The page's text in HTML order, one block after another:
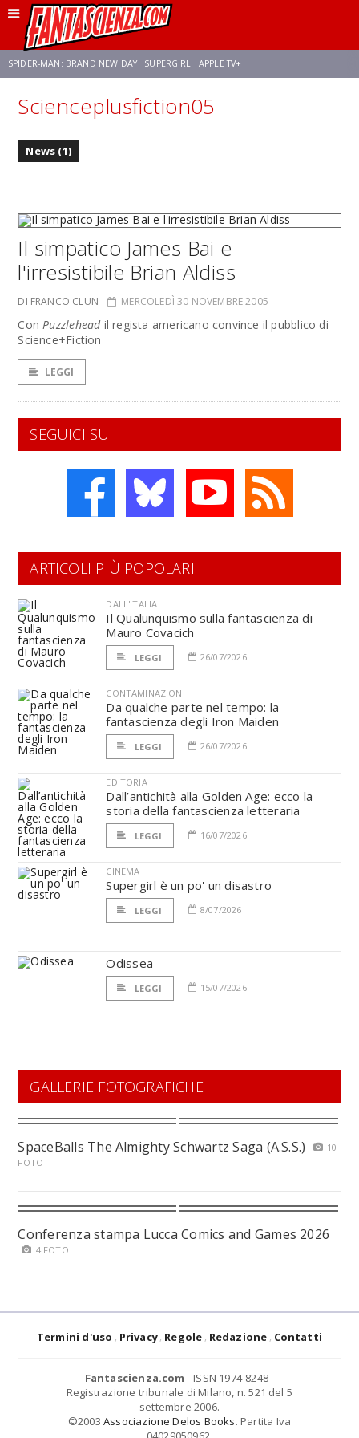
SPIDER-MAN: BRAND NEW DAY SUPERGIRL APPLE TV+
FRANCO RICCIARDIELLO ZENDAYA STAR TREK
Scienceplusfiction05
News (1)
Il simpatico James Bai e
l'irresistibile Brian Aldiss
DI FRANCO CLUN MERCOLEDÌ 30 NOVEMBRE 2005
ConPuzzleheadil regista americano convince il pubblico di
Science+Fiction
LEGGI
SEGUICI SU
ARTICOLI PIÙ POPOLARI
DALL'ITALIA
Il Qualunquismo sulla fantascienza di
Mauro Covacich
LEGGI 26/07/2026
CONTAMINAZIONI
Da qualche parte nel tempo: la
fantascienza degli Iron Maiden
LEGGI 26/07/2026
EDITORIA
Dall’antichità alla Golden Age: ecco la
storia della fantascienza letteraria
LEGGI 16/07/2026
CINEMA
Supergirl è un po' un disastro
LEGGI 8/07/2026
Odissea
LEGGI 15/07/2026
GALLERIE FOTOGRAFICHE
SpaceBalls The Almighty Schwartz Saga (A.S.S.)
10
FOTO
Conferenza stampa Lucca Comics and Games 2026
4 FOTO
Termini d'uso Privacy Regole Redazione Contatti
Fantascienza.com - ISSN 1974-8248 -
Registrazione tribunale di Milano, n. 521 del 5
settembre 2006.
©2003 Associazione Delos Books. Partita Iva